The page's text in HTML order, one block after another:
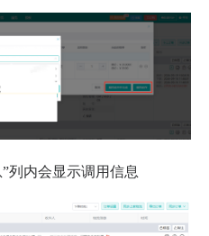
列内会显示调用信息